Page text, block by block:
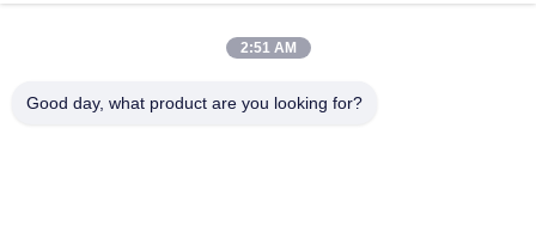
উচ্চ মানের পণ্য খুঁজুন
2:51 AM
Good day, what product are you looking for?